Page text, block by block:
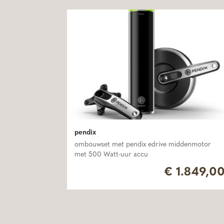
pendix
ombouwset met pendix edrive middenmotor
met 500 Watt-uur accu
€